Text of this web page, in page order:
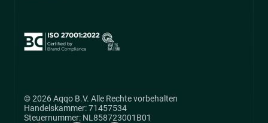
© 2026 Aqqo B.V. Alle Rechte vorbehalten
Handelskammer: 71457534
Steuernummer: NL858723001B01